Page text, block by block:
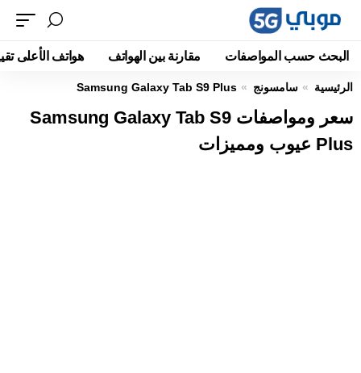
البحث حسب المواصفات مقارنة بين الهواتف هواتف الأعلى
الرئيسية سامسونج Samsung Galaxy Tab S9 Plus
سعر ومواصفات Samsung Galaxy Tab S9
Plus عيوب ومميزات